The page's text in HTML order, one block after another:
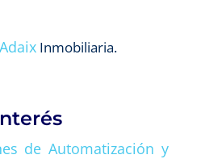
AdaixInmobiliaria.
de Automatización y